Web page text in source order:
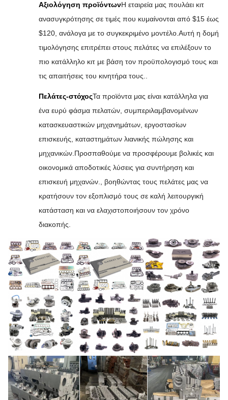
Αξιολόγηση προϊόντωνΗ εταιρεία μας πουλάει κιτ
ανασυγκρότησης σε τιμές που κυμαίνονται από $15 έως
$120, ανάλογα με το συγκεκριμένο μοντέλο.Αυτή η δομή
τιμολόγησης επιτρέπει στους πελάτες να επιλέξουν το
πιο κατάλληλο κιτ με βάση τον προϋπολογισμό τους και
τις απαιτήσεις του κινητήρα τους..
Πελάτες-στόχοςΤα προϊόντα μας είναι κατάλληλα για
ένα ευρύ φάσμα πελατών, συμπεριλαμβανομένων
κατασκευαστικών μηχανημάτων, εργοστασίων
επισκευής, καταστημάτων λιανικής πώλησης και
μηχανικών.Προσπαθούμε να προσφέρουμε βολικές και
οικονομικά αποδοτικές λύσεις για συντήρηση και
επισκευή μηχανών., βοηθώντας τους πελάτες μας να
κρατήσουν τον εξοπλισμό τους σε καλή λειτουργική
κατάσταση και να ελαχιστοποιήσουν τον χρόνο
διακοπής.